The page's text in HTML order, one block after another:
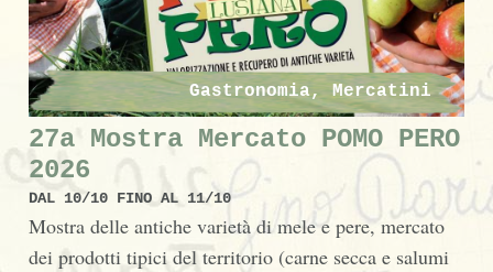
Gastronomia, Mercatini
27a Mostra Mercato POMO PERO
2026
DAL 10/10 FINO AL 11/10
Mostra delle antiche varietà di mele e pere, mercato
dei prodotti tipici del territorio (carne secca e salumi